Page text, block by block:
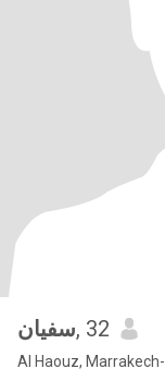
سفيان, 32
Al Haouz,